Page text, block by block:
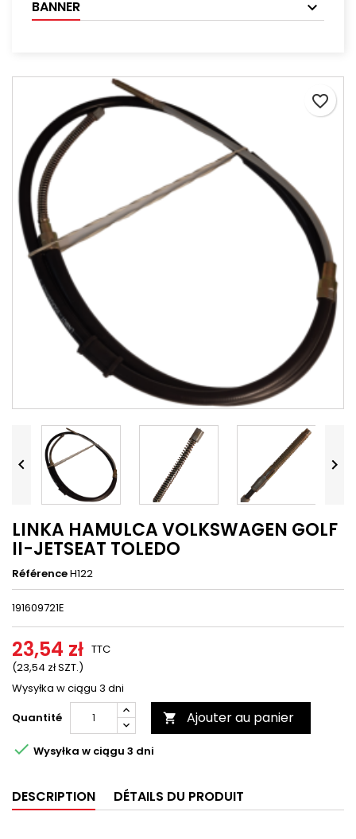
BANNER
favorite_border
 
 
LINKA HAMULCA VOLKSWAGEN GOLF
II-JETSEAT TOLEDO
RéférenceH122
191609721E
23,54 zł
(23,54 zł SZT.)
TTC
Wysyłka w ciągu 3 dni
Quantité
 Ajouter au panier
 Wysyłka w ciągu 3 dni
DESCRIPTION DÉTAILS DU PRODUIT